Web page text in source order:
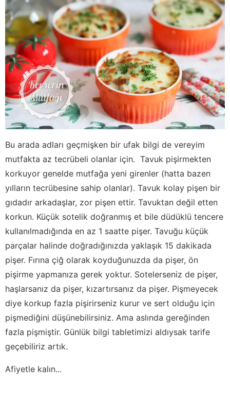
Bu arada adları geçmişken bir ufak bilgi de vereyim
mutfakta az tecrübeli olanlar için. Tavuk pişirmekten
korkuyor genelde mutfağa yeni girenler (hatta bazen
yılların tecrübesine sahip olanlar). Tavuk kolay pişen bir
gıdadır arkadaşlar, zor pişen ettir. Tavuktan değil etten
korkun. Küçük sotelik doğranmış et bile düdüklü tencere
kullanılmadığında en az 1 saatte pişer. Tavuğu küçük
parçalar halinde doğradığınızda yaklaşık 15 dakikada
pişer. Fırına çiğ olarak koyduğunuzda da pişer, ön
pişirme yapmanıza gerek yoktur. Sotelerseniz de pişer,
haşlarsanız da pişer, kızartırsanız da pişer. Pişmeyecek
diye korkup fazla pişirirseniz kurur ve sert olduğu için
pişmediğini düşünebilirsiniz. Ama aslında gereğinden
fazla pişmiştir. Günlük bilgi tabletimizi aldıysak tarife
geçebiliriz artık.
Afiyetle kalın...